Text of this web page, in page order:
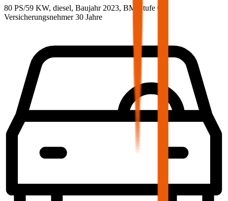
80 PS/59 KW, diesel, Baujahr 2023, BM-Stufe 0
Versicherungsnehmer 30 Jahre